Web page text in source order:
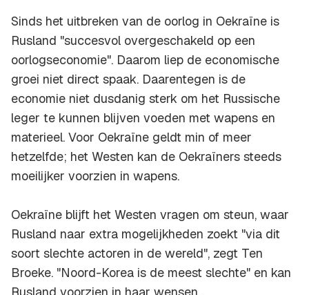
Sinds het uitbreken van de oorlog in Oekraïne is
Rusland "succesvol overgeschakeld op een
oorlogseconomie". Daarom liep de economische
groei niet direct spaak. Daarentegen is de
economie niet dusdanig sterk om het Russische
leger te kunnen blijven voeden met wapens en
materieel. Voor Oekraïne geldt min of meer
hetzelfde; het Westen kan de Oekraïners steeds
moeilijker voorzien in wapens.
Oekraïne blijft het Westen vragen om steun, waar
Rusland naar extra mogelijkheden zoekt "via dit
soort slechte actoren in de wereld", zegt Ten
Broeke. "Noord-Korea is de meest slechte" en kan